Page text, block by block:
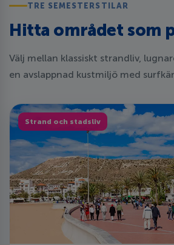
TRE SEMESTERSTILAR
Hitta området som
Välj mellan klassiskt strandliv,
en avslappnad kustmiljö med
Strand och stadsliv